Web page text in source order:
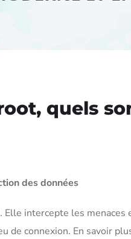
quels
des données
intercepte les
de connexion. En savoir